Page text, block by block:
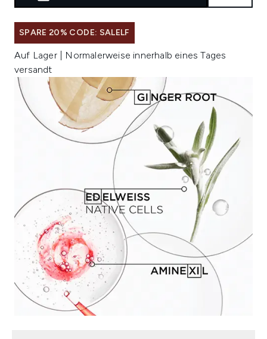
SPARE 20% CODE: SALELF
Auf Lager | Normalerweise innerhalb eines Tages
versandt